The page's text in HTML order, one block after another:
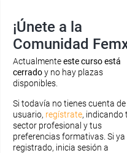
¡Únete a la
Comunidad
Actualmenteeste curso está
cerradoy no hay plazas
disponibles.
Si todavía no tienes cuenta de
usuario, regístrate, indicando
sector profesional y tus
preferencias formativas. Si ya
registrado, inicia sesión a